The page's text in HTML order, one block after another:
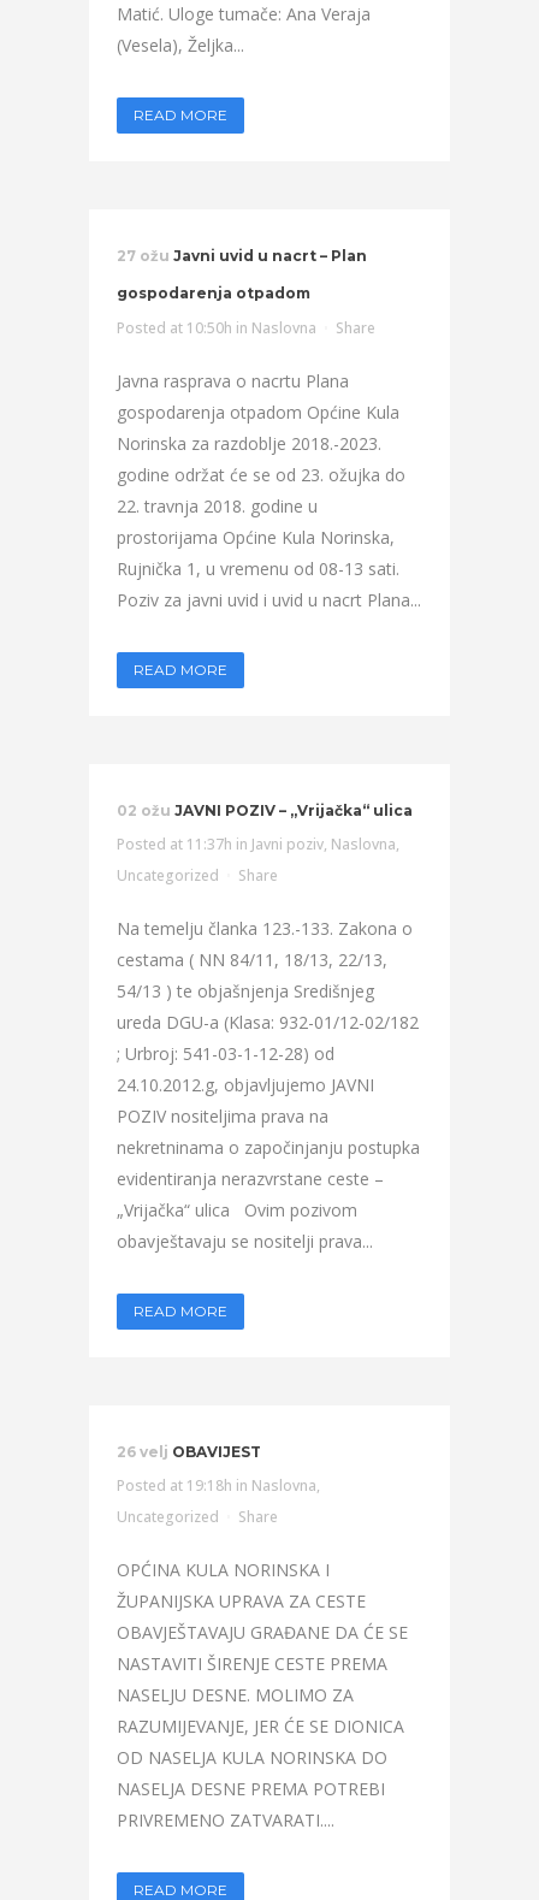
Matić. Uloge tumače: Ana Veraja
(Vesela), Željka...
READ MORE
27 ožu Javni uvid u nacrt – Plan
gospodarenja otpadom
Posted at 10:50h in Naslovna Share
Javna rasprava o nacrtu Plana
gospodarenja otpadom Općine Kula
Norinska za razdoblje 2018.-2023.
godine održat će se od 23. ožujka do
22. travnja 2018. godine u
prostorijama Općine Kula Norinska,
Rujnička 1, u vremenu od 08-13 sati.
Poziv za javni uvid i uvid u nacrt Plana...
READ MORE
02 ožu JAVNI POZIV – „Vrijačka“ ulica
Posted at 11:37h in Javni poziv, Naslovna,
Uncategorized
Share
Na temelju članka 123.-133. Zakona o
cestama ( NN 84/11, 18/13, 22/13,
54/13 ) te objašnjenja Središnjeg
ureda DGU-a (Klasa: 932-01/12-02/182
; Urbroj: 541-03-1-12-28) od
24.10.2012.g, objavljujemo JAVNI
POZIV nositeljima prava na
nekretninama o započinjanju postupka
evidentiranja nerazvrstane ceste –
„Vrijačka“ ulica Ovim pozivom
obavještavaju se nositelji prava...
READ MORE
26 velj OBAVIJEST
Posted at 19:18h in Naslovna,
Uncategorized
Share
OPĆINA KULA NORINSKA I
ŽUPANIJSKA UPRAVA ZA CESTE
OBAVJEŠTAVAJU GRAĐANE DA ĆE SE
NASTAVITI ŠIRENJE CESTE PREMA
NASELJU DESNE. MOLIMO ZA
RAZUMIJEVANJE, JER ĆE SE DIONICA
OD NASELJA KULA NORINSKA DO
NASELJA DESNE PREMA POTREBI
PRIVREMENO ZATVARATI....
READ MORE